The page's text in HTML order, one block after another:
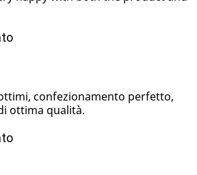
confezionamento perfetto,
ottima qualità.